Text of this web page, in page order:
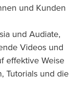
und Kunden
und Audiate,
Videos und
effektive Weise
Tutorials und die